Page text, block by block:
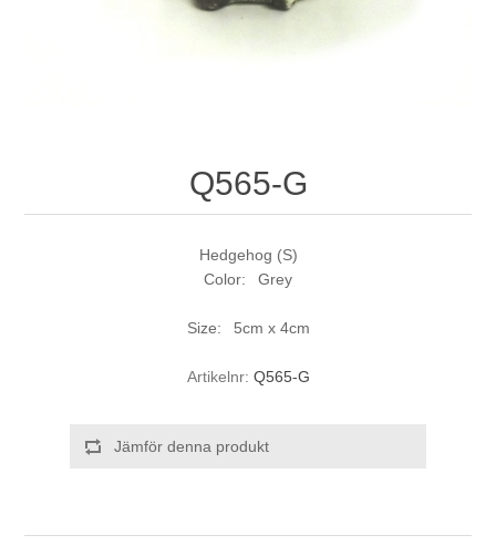
Q565-G
Hedgehog (S)
Color: Grey
Size: 5cm x 4cm
Artikelnr: Q565-G
Jämför denna produkt